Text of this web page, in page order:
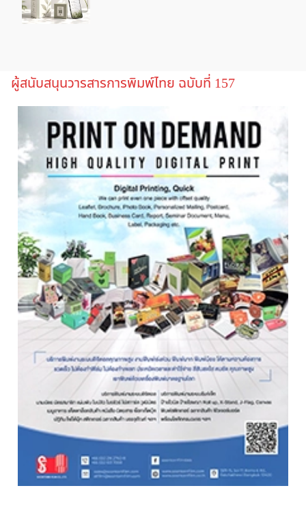
ผู้สนับสนุนวารสารการพิมพ์ไทย ฉบับที่ 157